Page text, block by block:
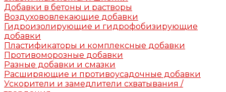
Добавки в бетоны и растворы
Воздухововлекающие добавки
Гидроизолирующие и гидрофобизирующие
добавки
Пластификаторы и комплексные добавки
Противоморозные добавки
Разные добавки и смазки
Расширяющие и противоусадочные добавки
Ускорители и замедлители схватывания /